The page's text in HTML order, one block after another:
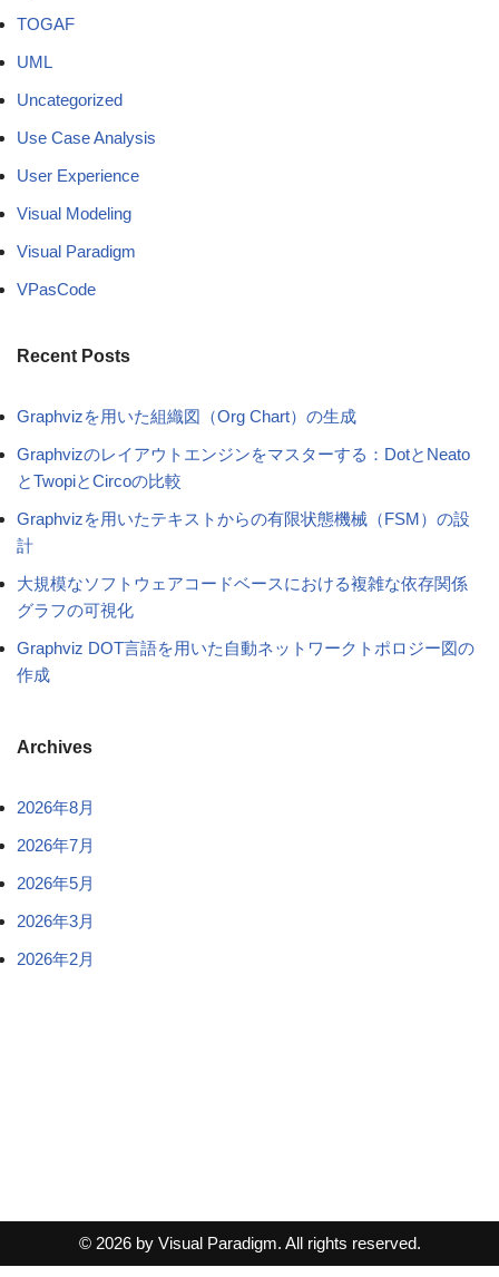
TOGAF
UML
Uncategorized
Use Case Analysis
User Experience
Visual Modeling
Visual Paradigm
VPasCode
Recent Posts
Graphvizを用いた組織図（Org Chart）の生成
Graphvizのレイアウトエンジンをマスターする：DotとNeato
とTwopiとCircoの比較
Graphvizを用いたテキストからの有限状態機械（FSM）の設
計
大規模なソフトウェアコードベースにおける複雑な依存関係
グラフの可視化
Graphviz DOT言語を用いた自動ネットワークトポロジー図の
作成
Archives
2026年8月
2026年7月
2026年5月
2026年3月
2026年2月
© 2026 by Visual Paradigm. All rights reserved.